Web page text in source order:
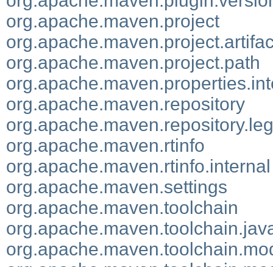
org.apache.maven.project
org.apache.maven.project.path
org.apache.maven.repository
org.apache.maven.rtinfo
org.apache.maven.rtinfo.internal
org.apache.maven.settings
org.apache.maven.toolchain